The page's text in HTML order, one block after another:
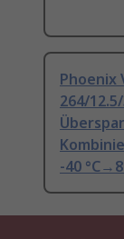
Phoenix
264/
-40